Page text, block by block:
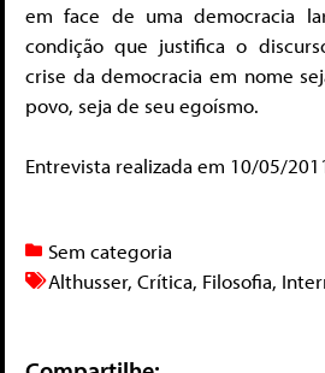
em face de uma democracia
condição que justifica o
crise da democracia em nome
povo, seja de seu egoísmo.
Entrevista realizada em 10/05/
Sem categoria
Althusser, Crítica, Filosofia,